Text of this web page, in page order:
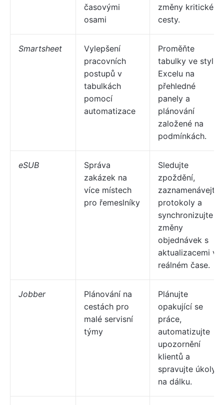
časovými
osami
změny kritické
cesty.
Smartsheet
Vylepšení
pracovních
postupů v
tabulkách
pomocí
automatizace
Proměňte
tabulky ve stylu
Excelu na
přehledné
panely a
plánování
založené na
podmínkách.
eSUB
Správa
zakázek na
více místech
pro řemeslníky
Sledujte
zpoždění,
zaznamenávejte
protokoly a
synchronizujte
změny
objednávek s
aktualizacemi v
reálném čase.
Jobber
Plánování na
cestách pro
malé servisní
týmy
Plánujte
opakující se
práce,
automatizujte
upozornění
klientů a
spravujte úkoly
na dálku.